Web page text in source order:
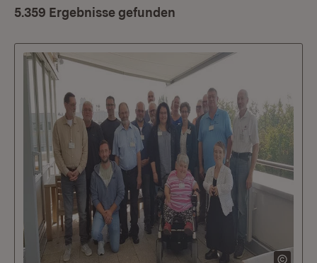
5.359 Ergebnisse gefunden